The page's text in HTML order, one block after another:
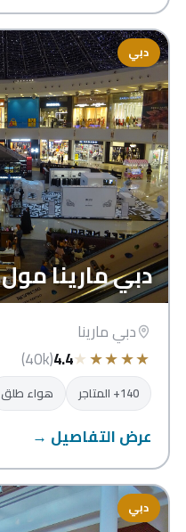
دبي
دبي مارينا مول
دبي مارينا
★
★
★
★
★
4.4
(40k)
140+ المتاجر هواء طلق
عرض التفاصيل →
دبي